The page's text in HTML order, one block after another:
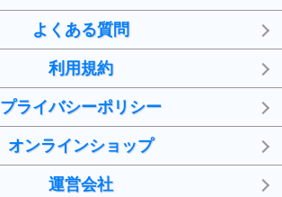
よくある質問
利用規約
プライバシーポリシー
オンラインショップ
運営会社